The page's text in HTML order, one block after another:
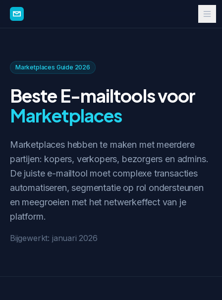
Marketplaces Guide 2026
Beste E-mailtools voor
Marketplaces
Marketplaces hebben te maken met meerdere
partijen: kopers, verkopers, bezorgers en admins.
De juiste e-mailtool moet complexe transacties
automatiseren, segmentatie op rol ondersteunen
en meegroeien met het netwerkeffect van je
platform.
Bijgewerkt: januari 2026